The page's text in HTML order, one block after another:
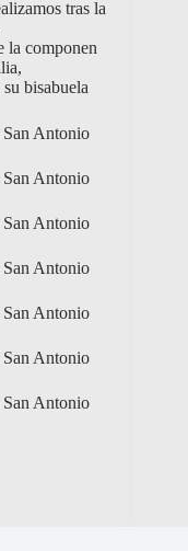
tras la
la componen
bisabuela